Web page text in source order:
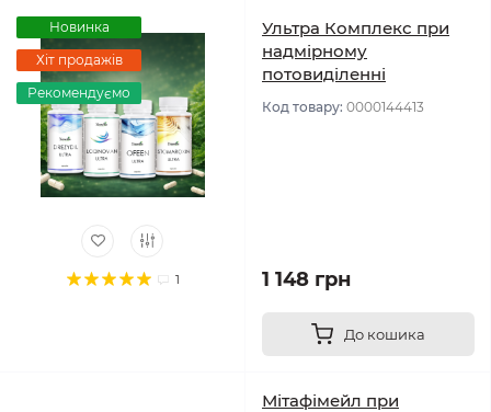
Новинка
Хіт продажів
Рекомендуємо
1
Ультра Комплекс при
надмірному
потовиділенні
Код товару: 0000144413
1 148 грн
До кошика
Мітафімейл при